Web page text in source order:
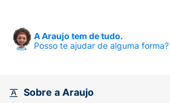
frescor e o sabor que você
biscoito no leite ou utilizá-lo
A Araujo tem de tudo.
Posso te ajudar de alguma forma?
Sobre a Araujo